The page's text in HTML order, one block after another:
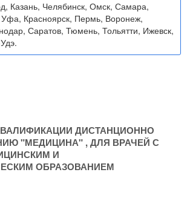
Казань, Челябинск, Омск, Самара,
Уфа, Красноярск, Пермь, Воронеж,
Саратов, Тюмень, Тольятти, Ижевск,
ДИСТАНЦИОННО
"МЕДИЦИНА" ,ДЛЯ ВРАЧЕЙ С
И
ОБРАЗОВАНИЕМ